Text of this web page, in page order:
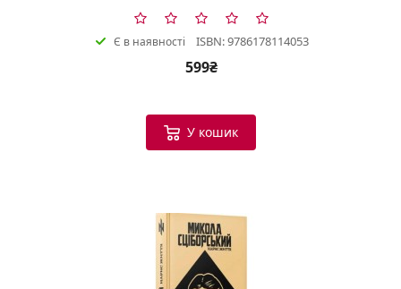
Є в наявності ISBN: 9786178114053
599₴
У кошик